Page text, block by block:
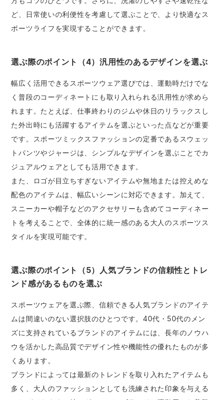
ど、日常使いの利便性を考慮して選ぶことで、より快適なス
ポーツライフを実現することができます。
選ぶ際のポイント（4）汎用性のあるデザインを選ぶ
幅広く活用できるスポーツウェア選びでは、運動時だけでな
く普段のコーディネートにも取り入れられる汎用性が求めら
れます。たとえば、仕事終わりのジムや休日のリラックスし
た外出時にも活躍するアイテムを選ぶといった点などが重要
です。スポーツミックスファッションの定番であるスウェッ
トパンツやジャージは、シンプルなデザインを選ぶことでカ
ジュアルウェアとしても活用できます。
また、ロゴが目立ちすぎないアイテムや無地または控えめな
配色のアイテムは、幅広いシーンに対応できます。加えて、
スニーカーや帽子などのアクセサリーも含めてコーディネー
トを考えることで、全体的に統一感のある大人のスポーツス
タイルを実現可能です。
選ぶ際のポイント（5）人気ブランドの信頼性とトレ
ンド感があるものを選ぶ
スポーツウェアを選ぶ際、信頼できる人気ブランドのアイテ
ムは間違いのない選択肢のひとつです。40代・50代のメン
ズに支持されているブランドのアイテムには、長年のノウハ
ウを活かした高品質でデザイン性や機能性の優れたものが多
くあります。
ブランドによっては最新のトレンドを取り入れたアイテムも
多く、大人のファッションとしても洗練された印象を与える